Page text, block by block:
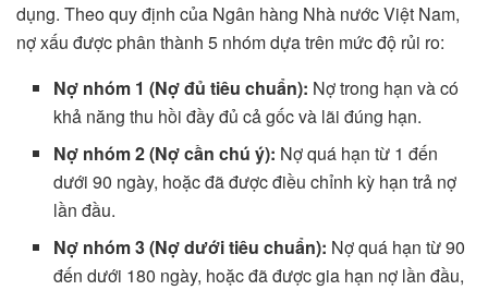
dụng. Theo quy định của Ngân hàng Nhà nước Việt Nam,
nợ xấu được phân thành 5 nhóm dựa trên mức độ rủi ro:
Nợ nhóm 1 (Nợ đủ tiêu chuẩn): Nợ trong hạn và có
khả năng thu hồi đầy đủ cả gốc và lãi đúng hạn.
Nợ nhóm 2 (Nợ cần chú ý): Nợ quá hạn từ 1 đến
dưới 90 ngày, hoặc đã được điều chỉnh kỳ hạn trả nợ
lần đầu.
Nợ nhóm 3 (Nợ dưới tiêu chuẩn): Nợ quá hạn từ 90
đến dưới 180 ngày, hoặc đã được gia hạn nợ lần đầu,